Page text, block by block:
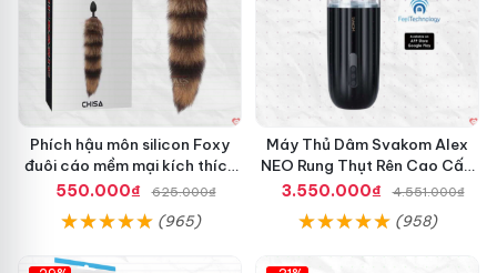
Phích hậu môn silicon Foxy
đuôi cáo mềm mại kích thích
cảm giác mới
550.000₫ 625.000₫
(965)
Máy Thủ Dâm Svakom Alex
NEO Rung Thụt Rên Cao Cấp
Điều Khiển App
3.550.000₫ 4.551.000₫
(958)